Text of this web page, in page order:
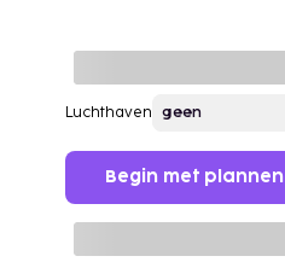
Luchthaven
Begin met plannen